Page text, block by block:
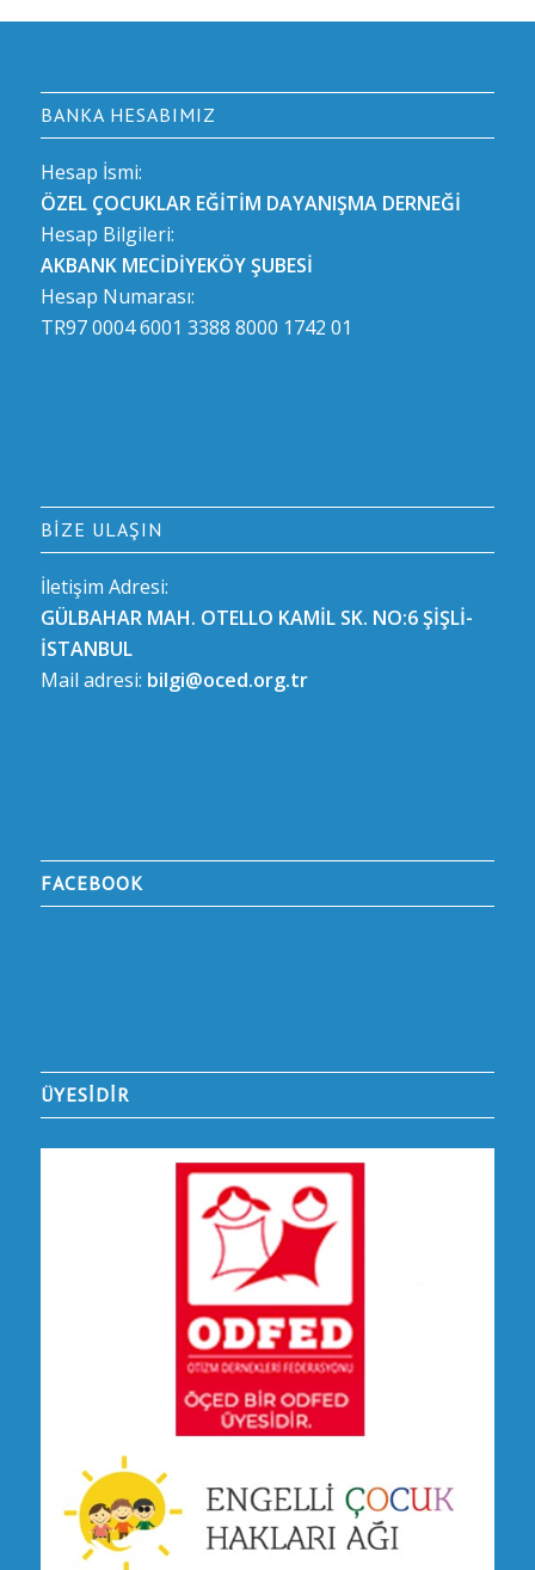
BANKA HESABIMIZ
Hesap İsmi:
ÖZEL ÇOCUKLAR EĞİTİM DAYANIŞMA DERNEĞİ
Hesap Bilgileri:
AKBANK MECİDİYEKÖY ŞUBESİ
Hesap Numarası:
TR97 0004 6001 3388 8000 1742 01
BIZE ULAŞIN
İletişim Adresi:
GÜLBAHAR MAH. OTELLO KAMİL SK. NO:6 ŞİŞLİ-
İSTANBUL
Mail adresi: bilgi@oced.org.tr
FACEBOOK
ÜYESİDİR